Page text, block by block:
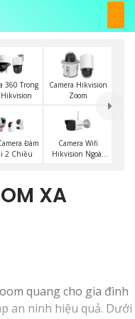
360 Trong
Camera Hikvision
Zoom
Đàm
2 Chiều
Camera Wifi
Hikvision Ngoài
XA
quang cho gia đình
an ninh hiệu quả. Dưới